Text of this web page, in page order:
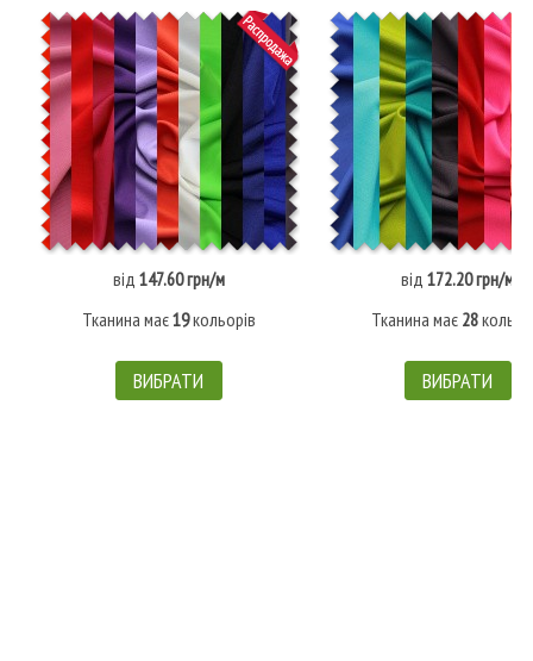
від 147.60 грн/м
Тканина має19кольорів
ВИБРАТИ
від172.20 грн/м
Тканина має 28
ВИБРАТИ